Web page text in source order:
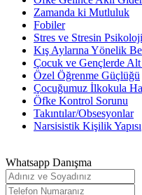
Zamanda ki Mutluluk
Fobiler
Stres ve Stresin
Kış Aylarına Yönelik
Çocuk ve Gençlerde
Özel Öğrenme Güçlüğü
Çocuğumuz İlkokula
Öfke Kontrol Sorunu
Takıntılar/Obsesyonlar
Narsisistik Kişilik Yapısı
Whatsapp Danışma